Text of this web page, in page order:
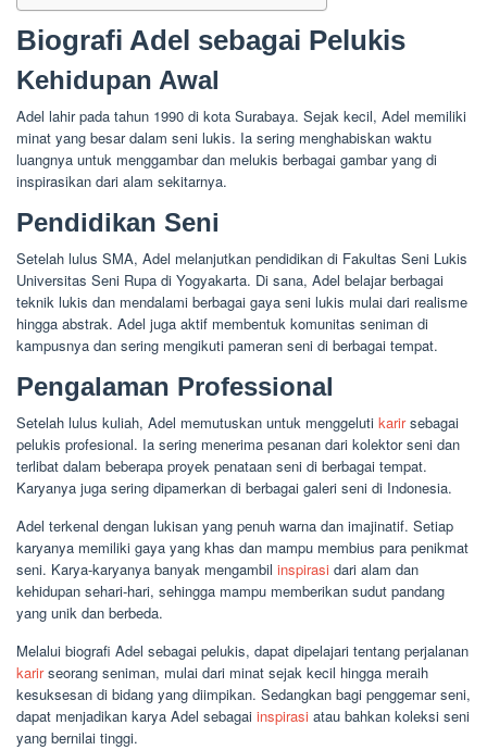
Biografi Adel sebagai Pelukis
Kehidupan Awal
Adel lahir pada tahun 1990 di kota Surabaya. Sejak kecil, Adel memiliki
minat yang besar dalam seni lukis. Ia sering menghabiskan waktu
luangnya untuk menggambar dan melukis berbagai gambar yang di
inspirasikan dari alam sekitarnya.
Pendidikan Seni
Setelah lulus SMA, Adel melanjutkan pendidikan di Fakultas Seni Lukis
Universitas Seni Rupa di Yogyakarta. Di sana, Adel belajar berbagai
teknik lukis dan mendalami berbagai gaya seni lukis mulai dari realisme
hingga abstrak. Adel juga aktif membentuk komunitas seniman di
kampusnya dan sering mengikuti pameran seni di berbagai tempat.
Pengalaman Professional
Setelah lulus kuliah, Adel memutuskan untuk menggeluti karirsebagai
pelukis profesional. Ia sering menerima pesanan dari kolektor seni dan
terlibat dalam beberapa proyek penataan seni di berbagai tempat.
Karyanya juga sering dipamerkan di berbagai galeri seni di Indonesia.
Adel terkenal dengan lukisan yang penuh warna dan imajinatif. Setiap
karyanya memiliki gaya yang khas dan mampu membius para penikmat
seni. Karya-karyanya banyak mengambil inspirasi dari alam dan
kehidupan sehari-hari, sehingga mampu memberikan sudut pandang
yang unik dan berbeda.
Melalui biografi Adel sebagai pelukis, dapat dipelajari tentang perjalanan
karirseorang seniman, mulai dari minat sejak kecil hingga meraih
kesuksesan di bidang yang diimpikan. Sedangkan bagi penggemar seni,
dapat menjadikan karya Adel sebagai inspirasi atau bahkan koleksi seni
yang bernilai tinggi.